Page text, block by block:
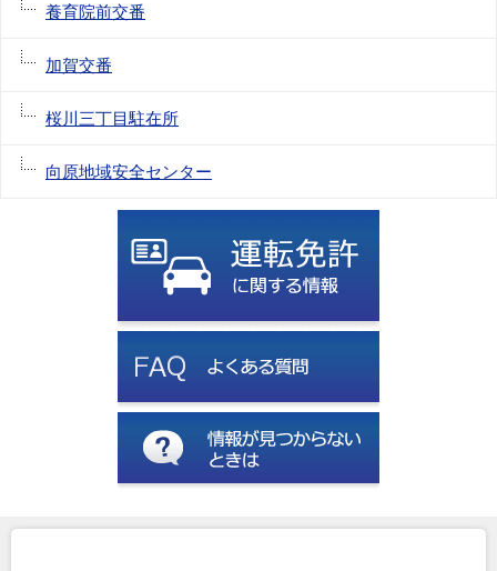
養育院前交番
加賀交番
桜川三丁目駐在所
向原地域安全センター